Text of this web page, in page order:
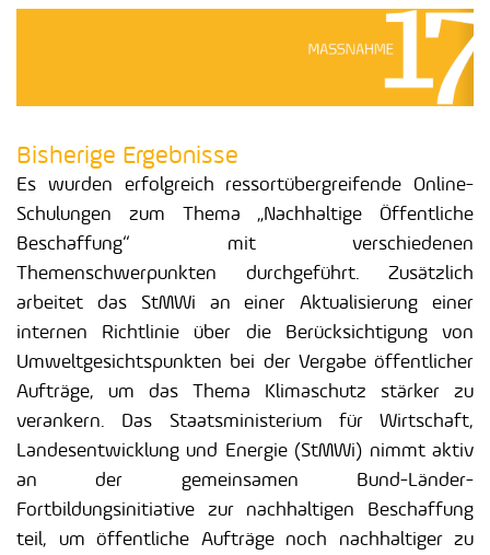
Bisherige Ergebnisse
Es wurden erfolgreich ressortübergreifende Online-
Schulungen zum Thema „Nachhaltige Öffentliche
Beschaffung“ mit verschiedenen
Themenschwerpunkten durchgeführt. Zusätzlich
arbeitet das StMWi an einer Aktualisierung einer
internen Richtlinie über die Berücksichtigung von
Umweltgesichtspunkten bei der Vergabe öffentlicher
Aufträge, um das Thema Klimaschutz stärker zu
verankern. Das Staatsministerium für Wirtschaft,
Landesentwicklung und Energie (StMWi) nimmt aktiv
an der gemeinsamen Bund-Länder-
Fortbildungsinitiative zur nachhaltigen Beschaffung
teil, um öffentliche Aufträge noch nachhaltiger zu